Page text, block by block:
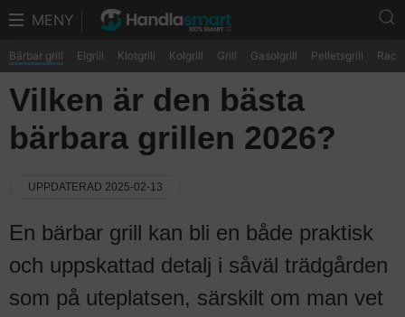
MENY
Bärbar grill Elgrill Klotgrill Kolgrill Grill Gasolgrill Pelletsgrill
Vilken är den bästa
bärbara grillen 2026?
UPPDATERAD 2025-02-13
En bärbar grill kan bli en både praktisk
och uppskattad detalj i såväl trädgården
som på uteplatsen, särskilt om man vet